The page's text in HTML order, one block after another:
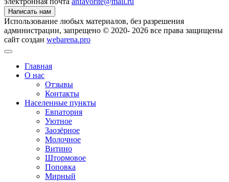
Написать нам
Использование любых материалов, без разрешения
администрации, запрещено © 2020- 2026 все права защищены
сайт создан webarena.pro
Главная
О нас
Отзывы
Контакты
Населенные пункты
Евпатория
Уютное
Заозёрное
Молочное
Витино
Штормовое
Поповка
Мирный